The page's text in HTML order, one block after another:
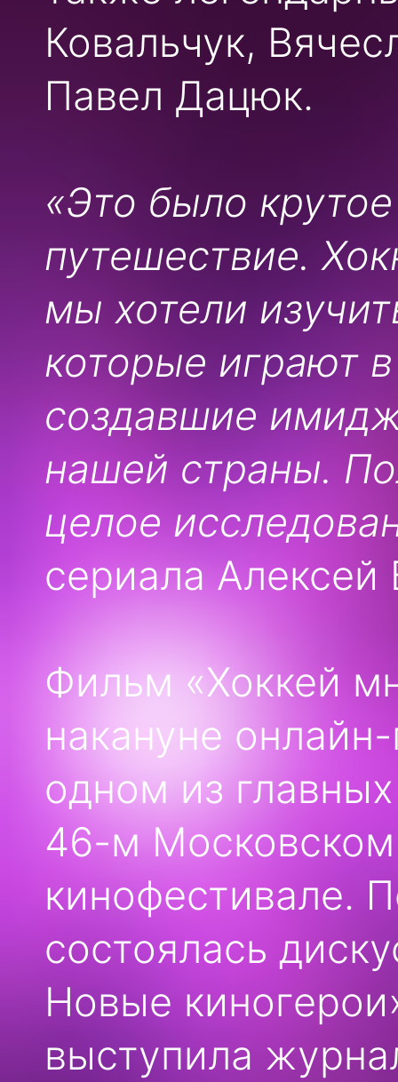
Ковальчук,
Павел Дацюк.
«Это было
путешествие.
мы хотели
которые играют
создавшие
нашей страны.
целое
сериала Алексей
Фильм «Хоккей
накануне
одном из
46-м
кинофестивале.
состоялась
Новые
выступила